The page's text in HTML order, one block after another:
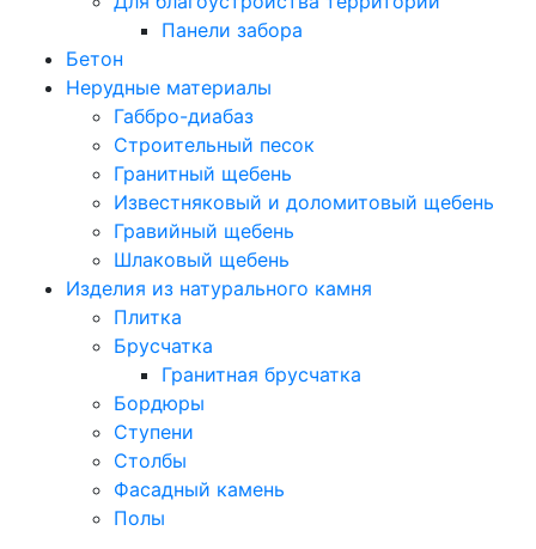
Панели забора
Бетон
Нерудные материалы
Габбро-диабаз
Строительный песок
Гранитный щебень
Известняковый и доломитовый щебень
Гравийный щебень
Шлаковый щебень
Изделия из натурального камня
Плитка
Брусчатка
Гранитная брусчатка
Бордюры
Ступени
Столбы
Фасадный камень
Полы